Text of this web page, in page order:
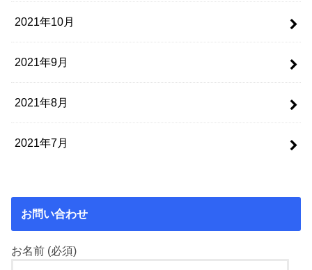
2021年10月
2021年9月
2021年8月
2021年7月
お問い合わせ
お名前 (必須)